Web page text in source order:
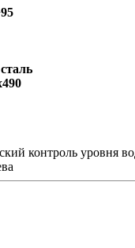
контроль уровня